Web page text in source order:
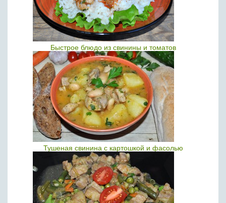
Быстрое блюдо из свинины и томатов
Тушеная свинина с картошкой и фасолью